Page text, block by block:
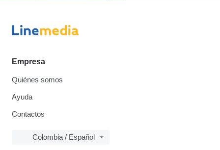
Empresa
Quiénes somos
Ayuda
Contactos
Colombia / Español